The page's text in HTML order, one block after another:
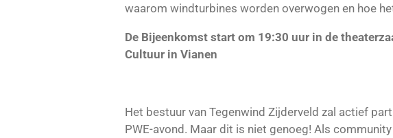
waarom windturbines worden overwogen en hoe
De Bijeenkomst start om 19:30 uur in de
Cultuur in Vianen
Het bestuur van Tegenwind Zijderveld zal actief
PWE-avond. Maar dit is niet genoeg! Als